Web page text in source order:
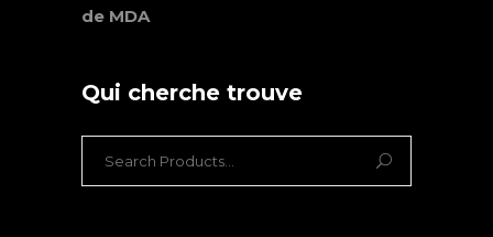
de MDA
Qui cherche trouve